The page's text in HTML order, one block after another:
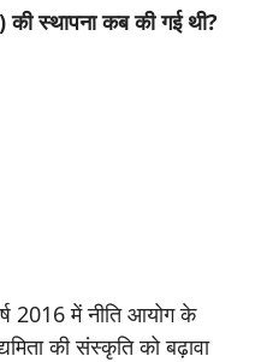
स्थापना कब की गई थी?
2016 में नीति आयोग के
की संस्कृति को बढ़ावा